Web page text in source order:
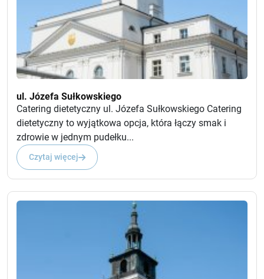
ul. Józefa Sułkowskiego
Catering dietetyczny ul. Józefa Sułkowskiego Catering
dietetyczny to wyjątkowa opcja, która łączy smak i
zdrowie w jednym pudełku...
Czytaj więcej